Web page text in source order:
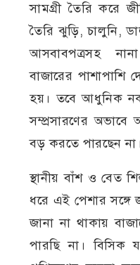
সামগ্রী তৈরি করে
তৈরি ঝুড়ি, চালুনি,
আসবাবপত্রসহ
বাজারের পাশাপাশি
হয়। তবে আধুনিক
সম্প্রসারণের অভাবে
বড় করতে পারছেন না।
স্থানীয় বাঁশ ও বেত
ধরে এই পেশার
জানা না থাকায়
পারছি না। বিসিক